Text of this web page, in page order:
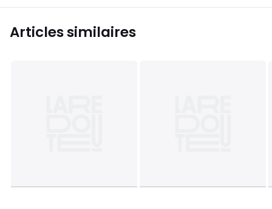
Articles similaires